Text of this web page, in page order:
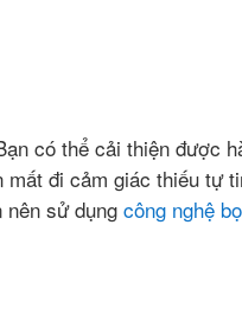
có thể cải thiện được
đi cảm giác thiếu tự
sử dụng công nghệ